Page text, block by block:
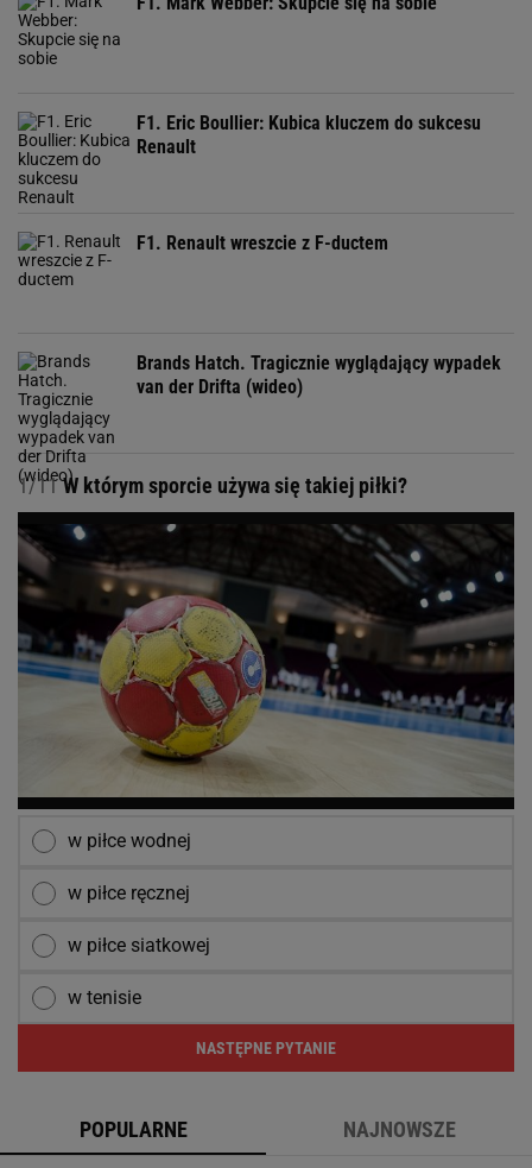
F1. Eric Boullier: Kubica kluczem do sukcesu
Renault
F1. Renault wreszcie z F-ductem
Brands Hatch. Tragicznie wyglądający wypadek
van der Drifta (wideo)
1/11W którym sporcie używa się takiej piłki?
w piłce wodnej
w piłce ręcznej
w piłce siatkowej
w tenisie
NASTĘPNE PYTANIE
POPULARNE NAJNOWSZE